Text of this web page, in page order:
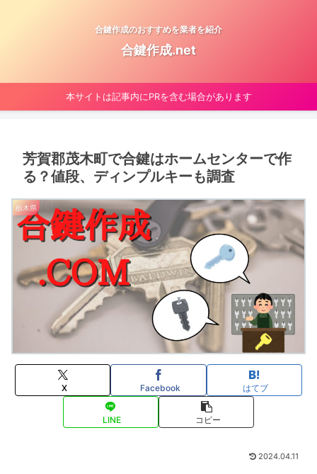
合鍵作成のおすすめを業者を紹介
合鍵作成.net
本サイトは記事内にPRを含む場合があります
芳賀郡茂木町で合鍵はホームセンターで作
る？値段、ディンプルキーも調査
栃木県
X Facebook はてブ
LINE コピー
2024.04.11